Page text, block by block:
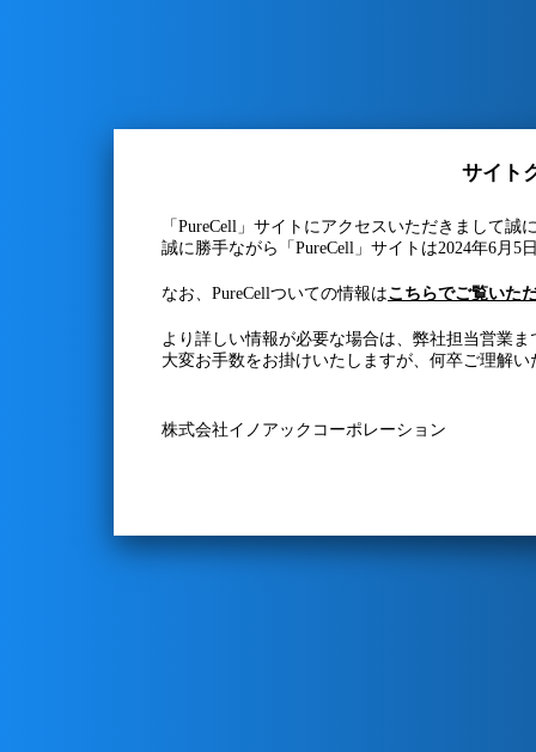
サイト
「PureCell」サイトにアクセスいただきまして誠
誠に勝手ながら「PureCell」サイトは2024年6月
なお、PureCellついての情報はこちらでご覧いた
より詳しい情報が必要な場合は、弊社担当営業
大変お手数をお掛けいたしますが、何卒ご理解
株式会社イノアックコーポレーション